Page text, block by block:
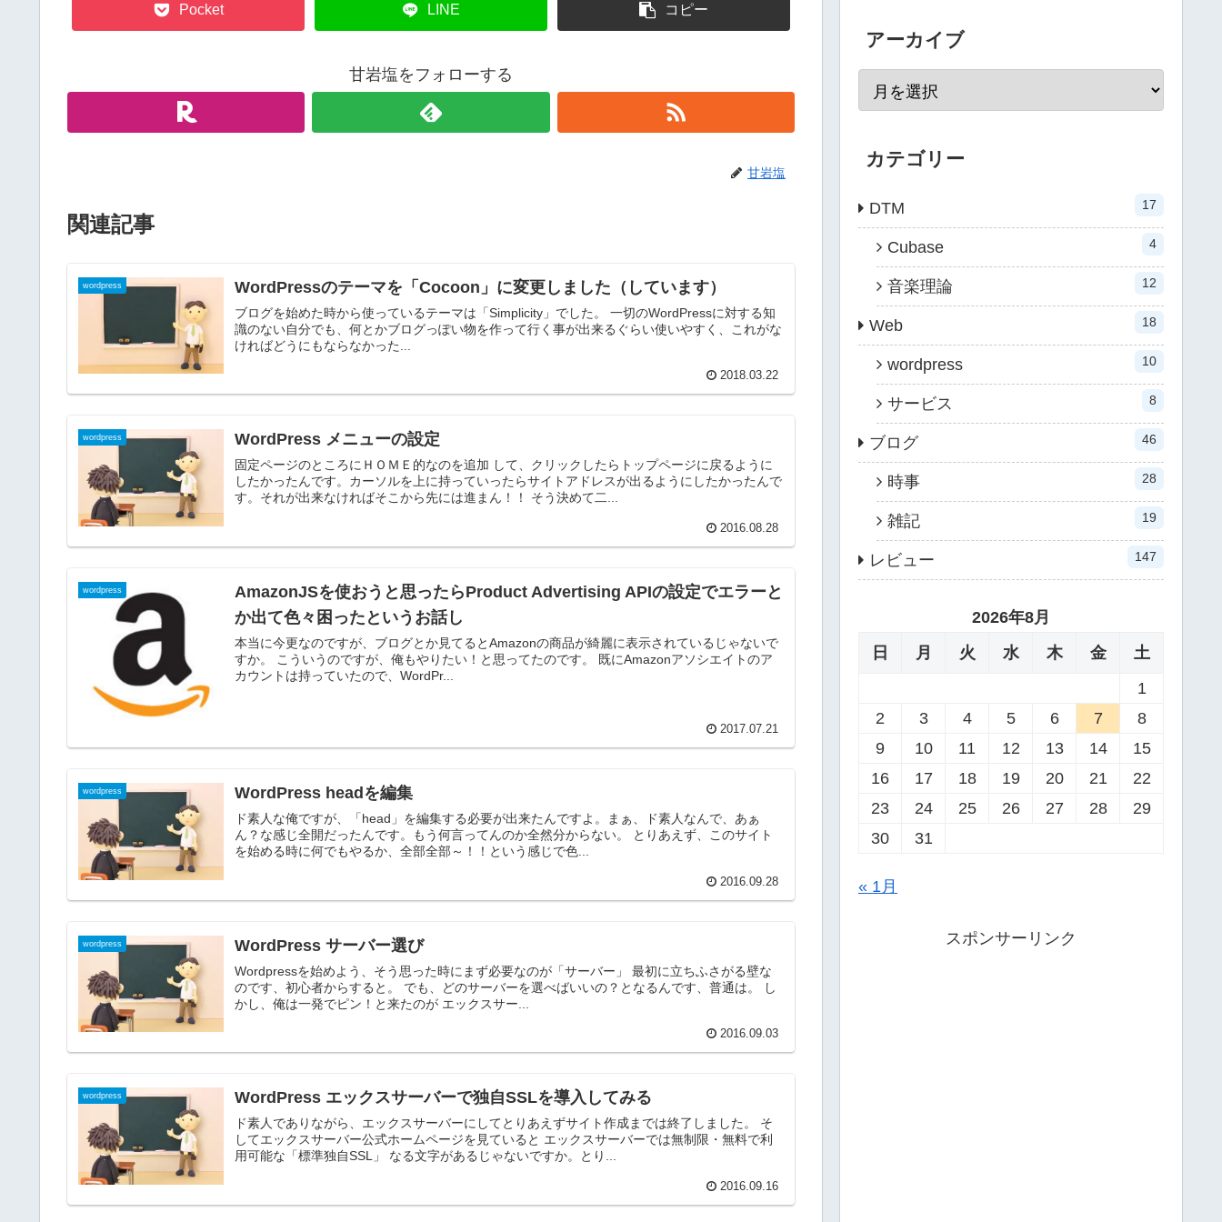
Pocket LINE コピー
甘岩塩をフォローする
甘岩塩
関連記事
wordpress WordPressのテーマを「Cocoon」に変更しました（しています）
ブログを始めた時から使っているテーマは「Simplicity」でした。 一切のWordPressに対する知
識のない自分でも、何とかブログっぽい物を作って行く事が出来るぐらい使いやすく、これがな
ければどうにもならなかった...
2018.03.22
wordpress WordPress メニューの設定
固定ページのところにＨＯＭＥ的なのを追加 して、クリックしたらトップページに戻るように
したかったんです。カーソルを上に持っていったらサイトアドレスが出るようにしたかったんで
す。それが出来なければそこから先には進まん！！ そう決めて二...
2016.08.28
wordpress
AmazonJSを使おうと思ったらProduct Advertising APIの設定でエラーと
か出て色々困ったというお話し
本当に今更なのですが、ブログとか見てるとAmazonの商品が綺麗に表示されているじゃないで
すか。 こういうのですが、俺もやりたい！と思ってたのです。 既にAmazonアソシエイトのア
カウントは持っていたので、WordPr...
2017.07.21
wordpress WordPress headを編集
ド素人な俺ですが、「head」を編集する必要が出来たんですよ。まぁ、ド素人なんで、あぁ
ん？な感じ全開だったんです。もう何言ってんのか全然分からない。 とりあえず、このサイト
を始める時に何でもやるか、全部全部～！！という感じで色...
2016.09.28
wordpress WordPress サーバー選び
Wordpressを始めよう、そう思った時にまず必要なのが「サーバー」 最初に立ちふさがる壁な
のです、初心者からすると。 でも、どのサーバーを選べばいいの？となるんです、普通は。 し
かし、俺は一発でピン！と来たのが エックスサー...
2016.09.03
wordpress WordPress エックスサーバーで独自SSLを導入してみる
ド素人でありながら、エックスサーバーにしてとりあえずサイト作成までは終了しました。 そ
してエックスサーバー公式ホームページを見ていると エックスサーバーでは無制限・無料で利
用可能な「標準独自SSL」 なる文字があるじゃないですか。とり...
2016.09.16
アーカイブ
カテゴリー
DTM 17
Cubase 4
音楽理論 12
Web 18
wordpress 10
サービス 8
ブログ 46
時事 28
雑記 19
レビュー 147
2026年8月
日
月 火 水 木 金
土
1
2
3 4 5 6 7
8
9
10 11 12 13 14
15
16
17 18 19 20 21
22
23
24 25 26 27 28
29
30
31
« 1月
スポンサーリンク